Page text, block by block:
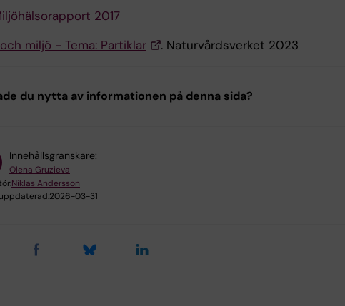
2017
miljö - Tema: Partiklar
. Naturvårdsverket 2023
du nytta av informationen på denna sida?
Innehållsgranskare:
Olena Gruzieva
Niklas Andersson
2026-03-31